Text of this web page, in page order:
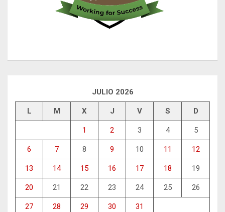
JULIO 2026
L M X J V S D
1 2 3 4 5
6 7 8 9 10 11 12
13 14 15 16 17 18 19
20 21 22 23 24 25 26
27 28 29 30 31